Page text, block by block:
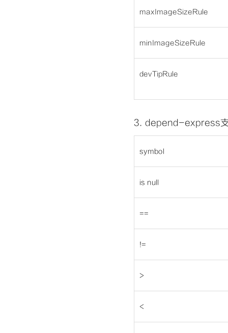
maxImageSizeRule
minImageSizeRule
devTipRule
3. depend-express
symbol
is null
==
!=
>
<